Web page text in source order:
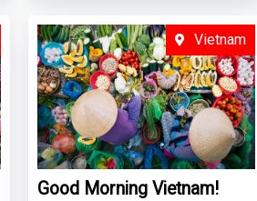
Good Morning Vietnam!
Vietnam